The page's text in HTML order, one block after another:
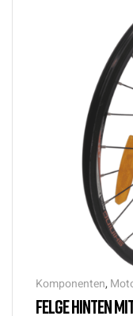
Komponenten,
FELGE HINTEN